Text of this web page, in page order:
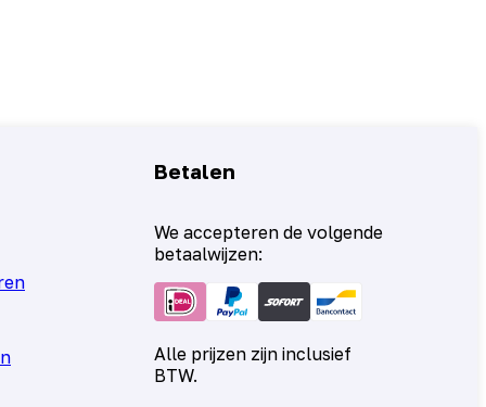
Betalen
We accepteren de volgende
betaalwijzen:
Alle prijzen zijn inclusief
BTW.